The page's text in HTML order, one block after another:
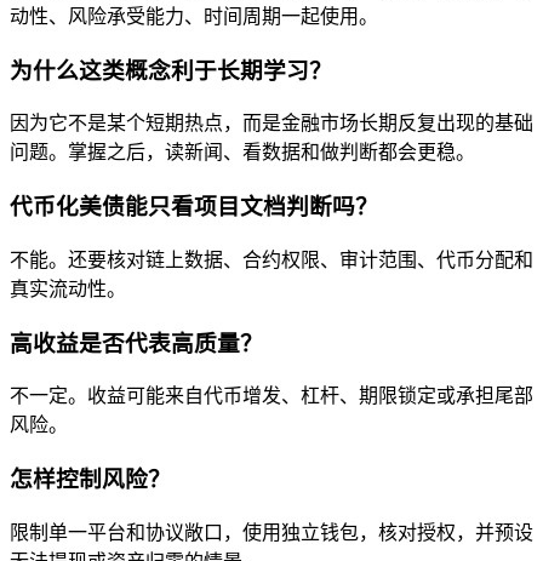
动性、风险承受能力、时间周期一起使用。
为什么这类概念利于长期学习？
因为它不是某个短期热点，而是金融市场长期反复出现的基础
问题。掌握之后，读新闻、看数据和做判断都会更稳。
代币化美债能只看项目文档判断吗？
不能。还要核对链上数据、合约权限、审计范围、代币分配和
真实流动性。
高收益是否代表高质量？
不一定。收益可能来自代币增发、杠杆、期限锁定或承担尾部
风险。
怎样控制风险？
限制单一平台和协议敞口，使用独立钱包，核对授权，并预设